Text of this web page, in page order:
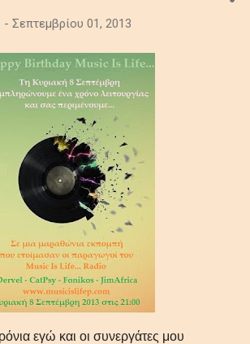
προσωπικές και καθολικές σκιές
τελετουργία που παραμένει σαν την
λάμψη του λυκόφωτος. Ο ήχος από
και τα έγχορδα δημιουργούν μία
απομονωμένη και μεγαλοπρεπή με
τη φθορά στο αχανές διάστημα. In the
- Σεπτεμβρίου 01, 2013
εγώ και οι συνεργάτες μου